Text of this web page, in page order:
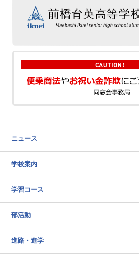
ニュース
学校案内
学習コース
部活動
進路・進学